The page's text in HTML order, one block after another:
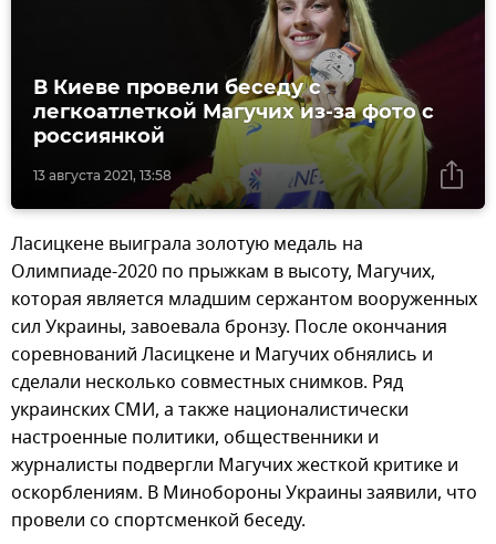
13 августа 2021, 13:58
В Киеве провели беседу с
легкоатлеткой Магучих из-за фото с
россиянкой
Ласицкене выиграла золотую медаль на
Олимпиаде-2020 по прыжкам в высоту, Магучих,
которая является младшим сержантом вооруженных
сил Украины, завоевала бронзу. После окончания
соревнований Ласицкене и Магучих обнялись и
сделали несколько совместных снимков. Ряд
украинских СМИ, а также националистически
настроенные политики, общественники и
журналисты подвергли Магучих жесткой критике и
оскорблениям. В Минобороны Украины заявили, что
провели со спортсменкой беседу.